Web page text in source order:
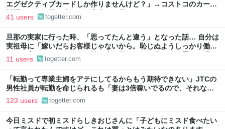
エグゼクティブカードしか作りませんけど？」→コストコのカード
勧誘はやたら圧が強いが、本当にお得なの？
41 users togetter.com
旦那の実家に行った時、「思ってたんと違う」となった話… 自分は
実祖母に「嫁いだらお客様じゃないから。恥じぬようしっかり働
け」と言われていたので、嫁ぎ先で嫌われたら終わりと思い、張り
11 users togetter.com
「転勤って専業主婦をアテにしてるからもう期待できない」JTCの
男性社員が転勤を命じられるも「妻は3倍稼いでるので、それなら
辞める」と言ったら、転勤がなくなった
123 users togetter.com
今日ミスドで初ミスドらしきおじさんに「子どもにミスド食べたい